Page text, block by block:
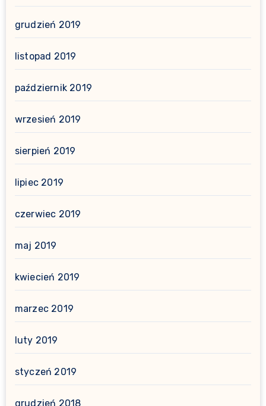
grudzień 2019
listopad 2019
październik 2019
wrzesień 2019
sierpień 2019
lipiec 2019
czerwiec 2019
maj 2019
kwiecień 2019
marzec 2019
luty 2019
styczeń 2019
grudzień 2018